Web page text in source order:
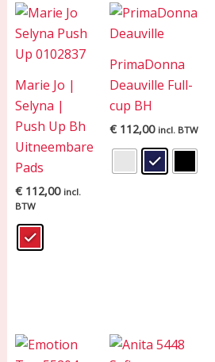
Marie Jo |
Selyna |
Push Up Bh
Uitneembare
Pads
€112,00 incl.
BTW
PrimaDonna
Deauville Full-
cup BH
€112,00 incl. BTW